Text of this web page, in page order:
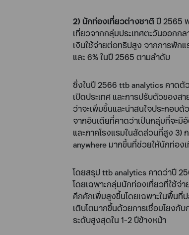
2) นักท่องเที่ยวต่างชาติ ปี 2565
เที่ยวจากกลุ่มประเทศตะวันออกก
เงินใช้จ่ายต่อทริปสูง จากการพักแ
และ 6% ในปี 2565 ตามลำดับ
ซึ่งในปี 2566 ttb analytics คาดตั
เปิดประเทศ และการปรับตัวของ
ว่าจะเพิ่มขึ้นและน่าสนใจประกอบ
จากอินเดียที่คาดว่าเป็นกลุ่มที่จะ
และภาคโรงแรมในสัดส่วนที่สูง 3)
anywhere มากขึ้นที่ช่วยให้นักท่อง
โดยสรุป ttb analytics คาดว่าปี
โดยเฉพาะกลุ่มนักท่องเที่ยวที่ใช้
คึกคักเพิ่มสูงขึ้นโดยเฉพาะในพื้นที่
เติบโตมากขึ้นด้วยการเชื่อมโยงกั
ระดับสูงสุดใน 1-2 ปีข้างหน้า